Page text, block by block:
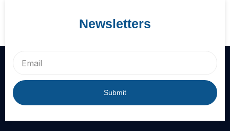
Newsletters
Submit